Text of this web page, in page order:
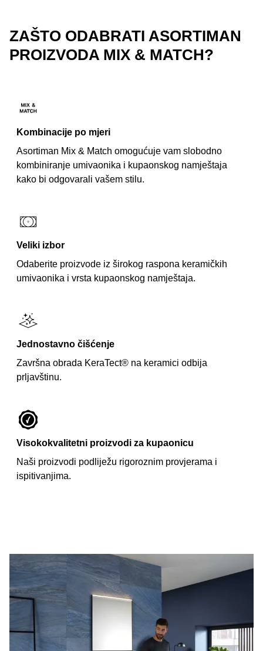
ZAŠTO ODABRATI ASORTIMAN
PROIZVODA MIX & MATCH?
Kombinacije po mjeri
Asortiman Mix & Match omogućuje vam slobodno
kombiniranje umivaonika i kupaonskog namještaja
kako bi odgovarali vašem stilu.
Veliki izbor
Odaberite proizvode iz širokog raspona keramičkih
umivaonika i vrsta kupaonskog namještaja.
Jednostavno čišćenje
Završna obrada KeraTect® na keramici odbija
prljavštinu.
Visokokvalitetni proizvodi za kupaonicu
Naši proizvodi podliježu rigoroznim provjerama i
ispitivanjima.